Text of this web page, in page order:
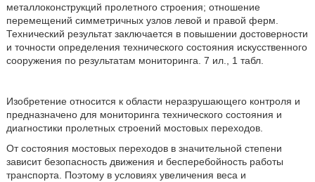
металлоконструкций пролетного строения; отношение
перемещений симметричных узлов левой и правой ферм.
Технический результат заключается в повышении достоверности
и точности определения технического состояния искусственного
сооружения по результатам мониторинга. 7 ил., 1 табл.
Изобретение относится к области неразрушающего контроля и
предназначено для мониторинга технического состояния и
диагностики пролетных строений мостовых переходов.
От состояния мостовых переходов в значительной степени
зависит безопасность движения и бесперебойность работы
транспорта. Поэтому в условиях увеличения веса и